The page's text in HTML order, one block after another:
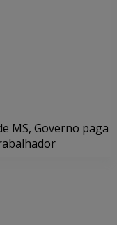
MS, Governo paga